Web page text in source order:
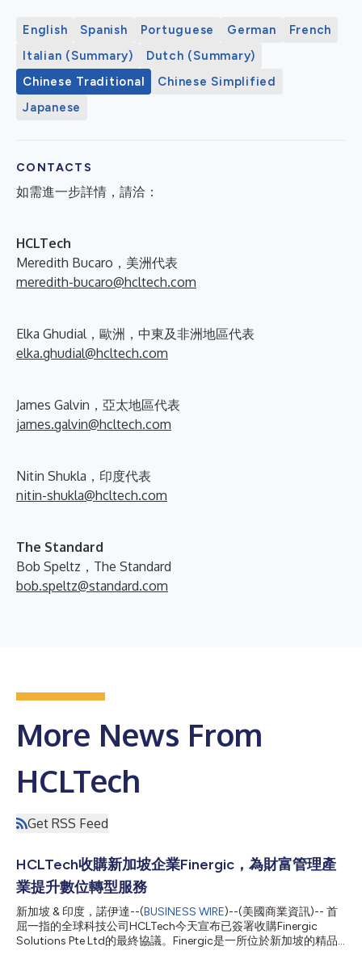
English Spanish Portuguese German
French
Italian (Summary)
Dutch (Summary)
Chinese Traditional
Chinese Simplified
Japanese
CONTACTS
如需進一步詳情，請洽：
HCLTech
Meredith Bucaro，美洲代表
meredith-bucaro@hcltech.com
Elka Ghudial，歐洲，中東及非洲地區代表
elka.ghudial@hcltech.com
James Galvin，亞太地區代表
james.galvin@hcltech.com
Nitin Shukla，印度代表
nitin-shukla@hcltech.com
The Standard
Bob Speltz，The Standard
bob.speltz@standard.com
More News From
HCLTech
Get RSS Feed
HCLTech收購新加坡企業Finergic，為財富管理產
業提升數位轉型服務
新加坡 & 印度，諾伊達--(BUSINESS WIRE)--(美國商業資訊)-- 首
屈一指的全球科技公司HCLTech今天宣布已簽署收購Finergic
Solutions Pte Ltd的最終協議。Finergic是一所位於新加坡的精品